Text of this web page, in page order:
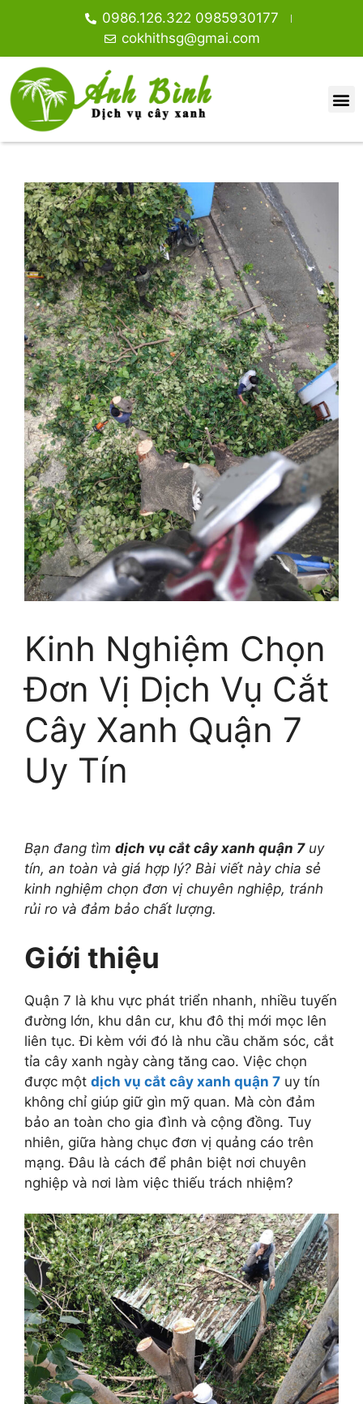
0986.126.322 0985930177
cokhithsg@gmai.com
Kinh Nghiệm Chọn
Đơn Vị Dịch Vụ Cắt
Cây Xanh Quận 7
Uy Tín
Bạn đang tìm dịch vụ cắt cây xanh quận 7uy
tín, an toàn và giá hợp lý? Bài viết này chia sẻ
kinh nghiệm chọn đơn vị chuyên nghiệp, tránh
rủi ro và đảm bảo chất lượng.
Giới thiệu
Quận 7 là khu vực phát triển nhanh, nhiều tuyến
đường lớn, khu dân cư, khu đô thị mới mọc lên
liên tục. Đi kèm với đó là nhu cầu chăm sóc, cắt
tỉa cây xanh ngày càng tăng cao. Việc chọn
được một dịch vụ cắt cây xanh quận 7 uy tín
không chỉ giúp giữ gìn mỹ quan. Mà còn đảm
bảo an toàn cho gia đình và cộng đồng. Tuy
nhiên, giữa hàng chục đơn vị quảng cáo trên
mạng. Đâu là cách để phân biệt nơi chuyên
nghiệp và nơi làm việc thiếu trách nhiệm?